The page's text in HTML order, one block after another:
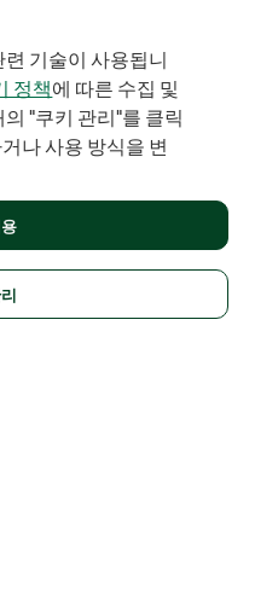
기술이 사용됩니
정책에 따른 수집 및
"쿠키 관리"를 클릭
나 사용 방식을 변